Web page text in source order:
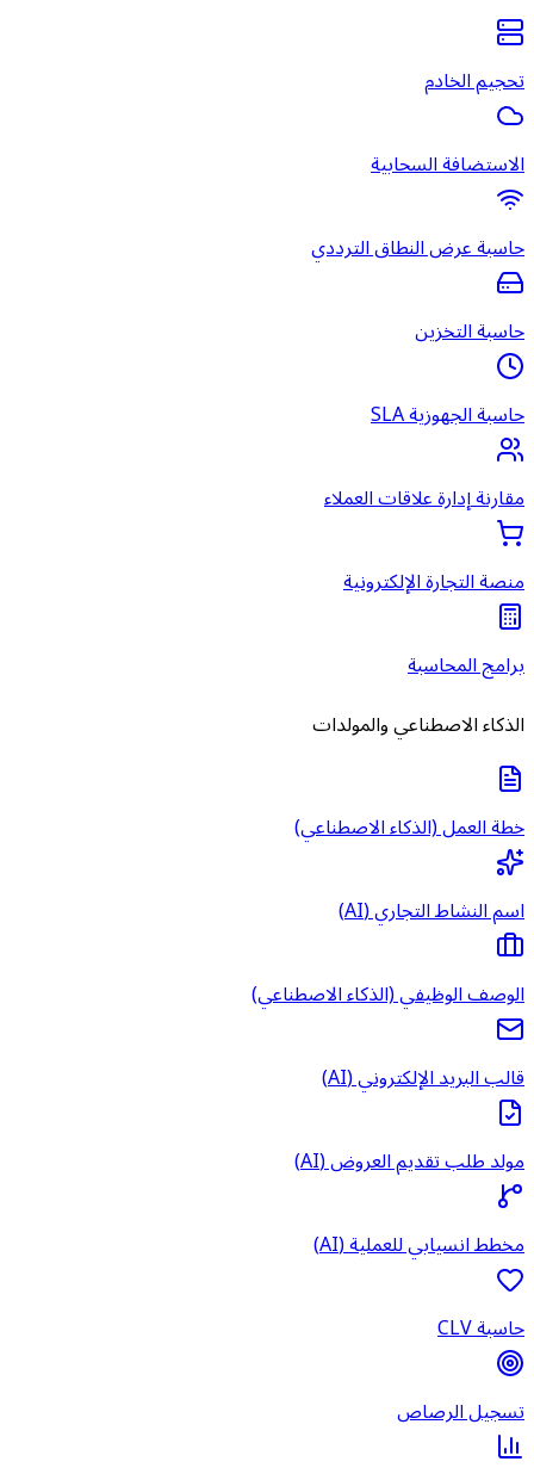
تحجيم الخادم
الاستضافة السحابية
حاسبة عرض النطاق الترددي
حاسبة التخزين
حاسبة الجهوزية SLA
مقارنة إدارة علاقات العملاء
منصة التجارة الإلكترونية
برامج المحاسبة
الذكاء الاصطناعي والمولدات
خطة العمل (الذكاء الاصطناعي)
اسم النشاط التجاري (AI)
الوصف الوظيفي (الذكاء الاصطناعي)
قالب البريد الإلكتروني (AI)
مولد طلب تقديم العروض (AI)
مخطط انسيابي للعملية (AI)
حاسبة CLV
تسجيل الرصاص